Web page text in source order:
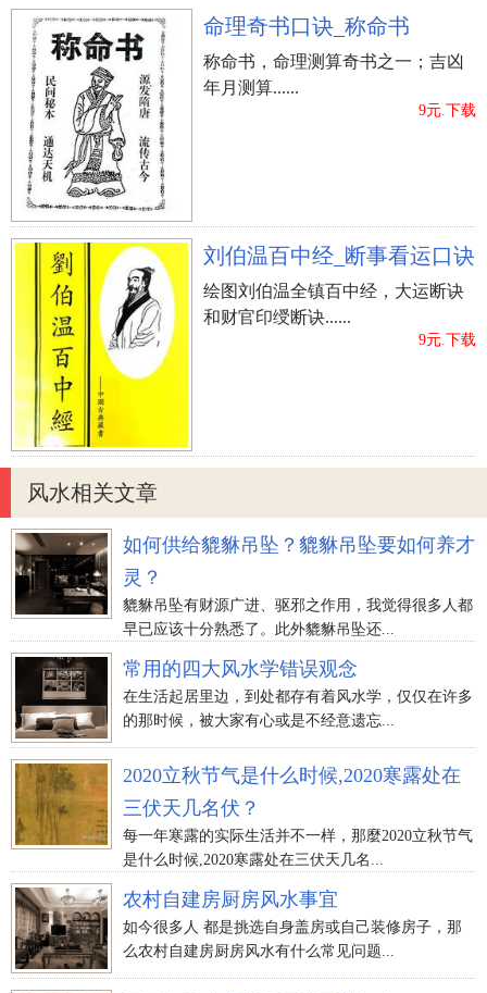
命理奇书口诀_称命书
称命书，命理测算奇书之一；吉凶
年月测算......
9元.下载
刘伯温百中经_断事看运口诀
绘图刘伯温全镇百中经，大运断诀
和财官印绶断诀......
9元.下载
风水相关文章
如何供给貔貅吊坠？貔貅吊坠要如何养才
灵？
貔貅吊坠有财源广进、驱邪之作用，我觉得很多人都
早已应该十分熟悉了。此外貔貅吊坠还...
常用的四大风水学错误观念
在生活起居里边，到处都存有着风水学，仅仅在许多
的那时候，被大家有心或是不经意遗忘...
2020立秋节气是什么时候,2020寒露处在
三伏天几名伏？
每一年寒露的实际生活并不一样，那麼2020立秋节气
是什么时候,2020寒露处在三伏天几名...
农村自建房厨房风水事宜
如今很多人 都是挑选自身盖房或自己装修房子，那
么农村自建房厨房风水有什么常见问题...